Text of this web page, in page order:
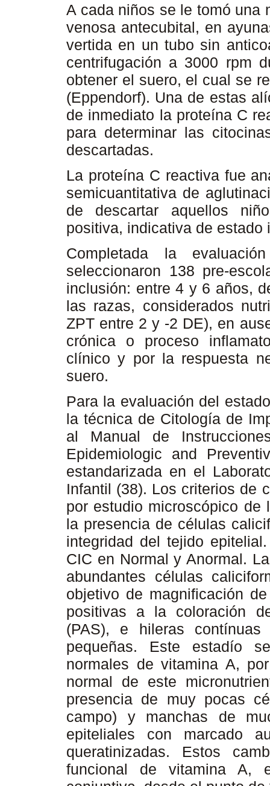
A cada niños se le tomó una
venosa antecubital, en
vertida en un tubo sin
centrifugación a 3000 rpm
obtener el suero, el cual se
(Eppendorf). Una de estas
de inmediato la proteína C
para determinar las
descartadas.
La proteína C reactiva fue
semicuantitativa de
de descartar aquellos
positiva, indicativa de
Completada la
seleccionaron 138 pre-
inclusión: entre 4 y 6 años,
las razas, considerados
ZPT entre 2 y -2 DE), en
crónica o proceso
clínico y por la respuesta
suero.
Para la evaluación del
la técnica de Citología de
al Manual de
Epidemiologic and
estandarizada en el
Infantil (38). Los criterios de
por estudio microscópico
la presencia de células
integridad del tejido
CIC en Normal y Anormal.
abundantes células
objetivo de magnificación
positivas a la coloración
(PAS), e hileras
pequeñas. Este estadío
normales de vitamina A,
normal de este
presencia de muy pocas
campo) y manchas de
epiteliales con marcado
queratinizadas. Estos
funcional de vitamina A,